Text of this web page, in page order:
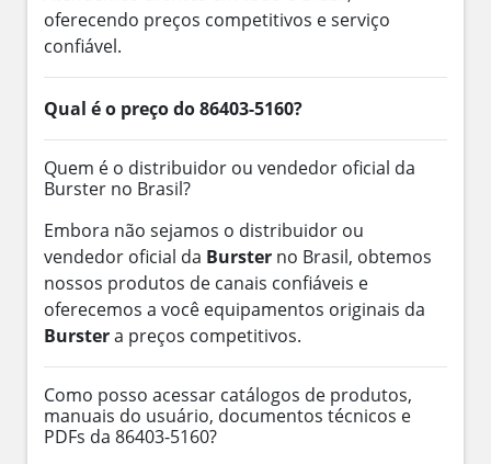
oferecendo preços competitivos e serviço
confiável.
Qual é o preço do 86403-5160?
Quem é o distribuidor ou vendedor oficial da
Burster no Brasil?
Embora não sejamos o distribuidor ou
vendedor oficial da Burster no Brasil, obtemos
nossos produtos de canais confiáveis e
oferecemos a você equipamentos originais da
Burstera preços competitivos.
Como posso acessar catálogos de produtos,
manuais do usuário, documentos técnicos e
PDFs da 86403-5160?